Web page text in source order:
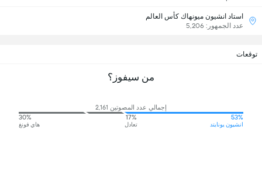
استاد انشيون ميونهاك كأس العالم
عدد الجمهور: 5,206
توقعات
من سيفوز؟
إجمالي عدد المصوتين 2,161
53%
انشيون يونايتد
17%
تعادل
30%
هاي فونغ